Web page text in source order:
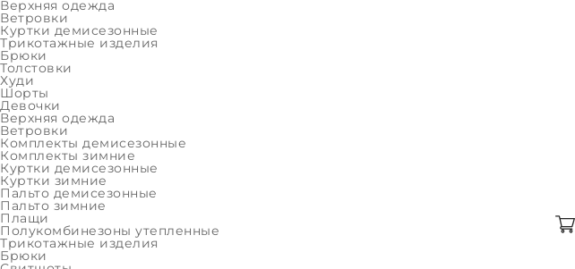
Верхняя одежда
Ветровки
Куртки демисезонные
Трикотажные изделия
Брюки
Толстовки
Худи
Шорты
Девочки
Верхняя одежда
Ветровки
Комплекты демисезонные
Комплекты зимние
Куртки демисезонные
Куртки зимние
Пальто демисезонные
Пальто зимние
Плащи
Полукомбинезоны утепленные
Трикотажные изделия
Брюки
Трикотажные изделия
Девочки
Верхняя одежда
Трикотажные изделия
Мальчики
Верхняя одежда
Трикотажные изделия
РАСПРОДАЖА
Девочки